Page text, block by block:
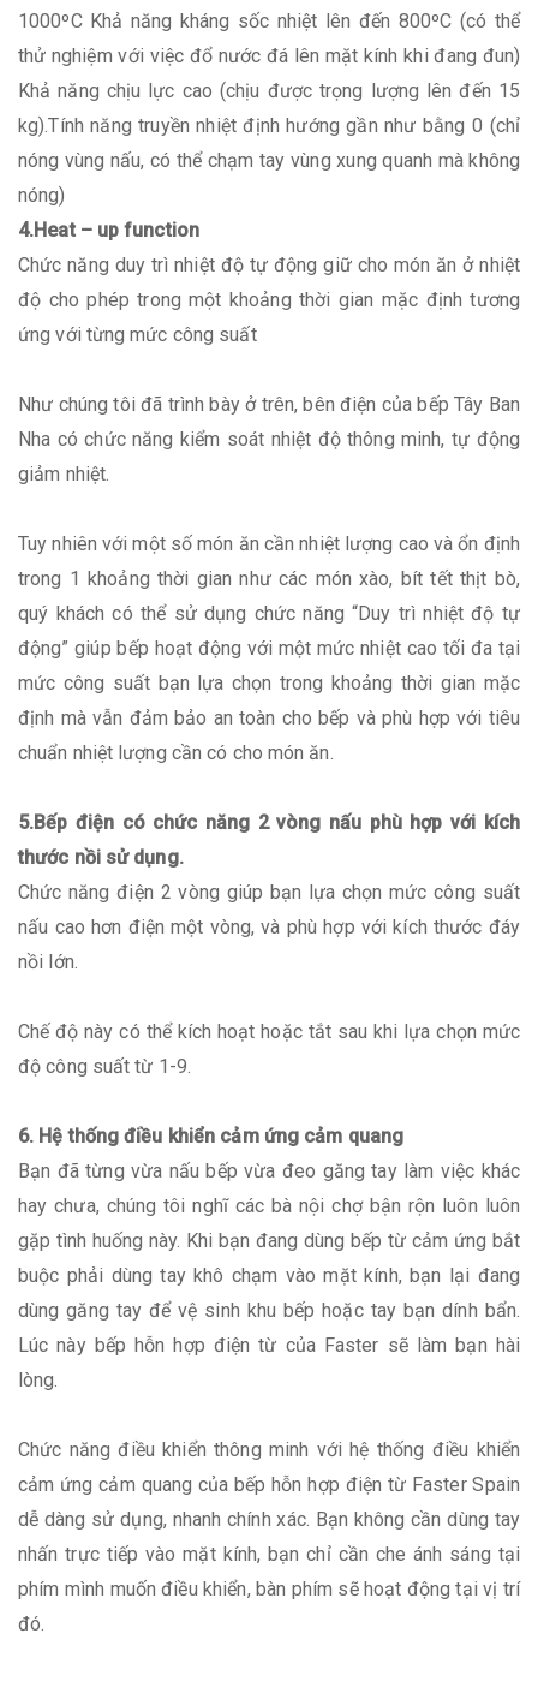
1000ºC Khả năng kháng sốc nhiệt lên đến 800ºC (có thể
thử nghiệm với việc đổ nước đá lên mặt kính khi đang đun)
Khả năng chịu lực cao (chịu được trọng lượng lên đến 15
kg).Tính năng truyền nhiệt định hướng gần như bằng 0 (chỉ
nóng vùng nấu, có thể chạm tay vùng xung quanh mà không
nóng)
4.Heat – up function
Chức năng duy trì nhiệt độ tự động giữ cho món ăn ở nhiệt
độ cho phép trong một khoảng thời gian mặc định tương
ứng với từng mức công suất
Như chúng tôi đã trình bày ở trên, bên điện của bếp Tây Ban
Nha có chức năng kiểm soát nhiệt độ thông minh, tự động
giảm nhiệt.
Tuy nhiên với một số món ăn cần nhiệt lượng cao và ổn định
trong 1 khoảng thời gian như các món xào, bít tết thịt bò,
quý khách có thể sử dụng chức năng “Duy trì nhiệt độ tự
động” giúp bếp hoạt động với một mức nhiệt cao tối đa tại
mức công suất bạn lựa chọn trong khoảng thời gian mặc
định mà vẫn đảm bảo an toàn cho bếp và phù hợp với tiêu
chuẩn nhiệt lượng cần có cho món ăn.
5.Bếp điện có chức năng 2 vòng nấu phù hợp với kích
thước nồi sử dụng.
Chức năng điện 2 vòng giúp bạn lựa chọn mức công suất
nấu cao hơn điện một vòng, và phù hợp với kích thước đáy
nồi lớn.
Chế độ này có thể kích hoạt hoặc tắt sau khi lựa chọn mức
độ công suất từ 1-9.
6. Hệ thống điều khiển cảm ứng cảm quang
Bạn đã từng vừa nấu bếp vừa đeo găng tay làm việc khác
hay chưa, chúng tôi nghĩ các bà nội chợ bận rộn luôn luôn
gặp tình huống này. Khi bạn đang dùng bếp từ cảm ứng bắt
buộc phải dùng tay khô chạm vào mặt kính, bạn lại đang
dùng găng tay để vệ sinh khu bếp hoặc tay bạn dính bẩn.
Lúc này bếp hỗn hợp điện từ của Faster sẽ làm bạn hài
lòng.
Chức năng điều khiển thông minh với hệ thống điều khiển
cảm ứng cảm quang của bếp hỗn hợp điện từ Faster Spain
dễ dàng sử dụng, nhanh chính xác. Bạn không cần dùng tay
nhấn trực tiếp vào mặt kính, bạn chỉ cần che ánh sáng tại
phím mình muốn điều khiển, bàn phím sẽ hoạt động tại vị trí
đó.